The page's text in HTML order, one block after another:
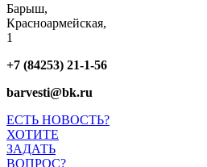
Барыш,
Красноармейская,
1
+7 (84253) 21-1-56
barvesti@bk.ru
ЕСТЬ НОВОСТЬ?
ХОТИТЕ
ЗАДАТЬ
ВОПРОС?